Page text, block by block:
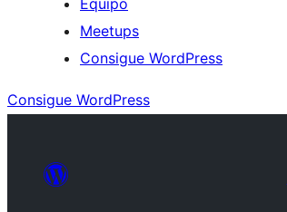
Equipo
Meetups
Consigue WordPress
Consigue WordPress